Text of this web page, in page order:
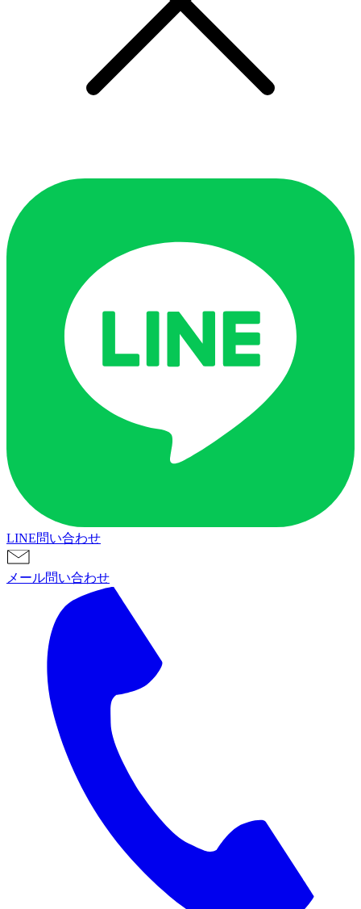
LINE問い合わせ
メール問い合わせ